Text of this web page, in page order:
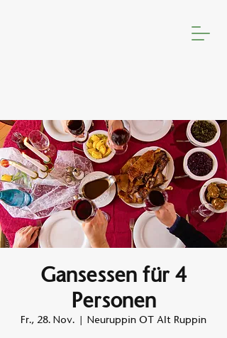
Gansessen für 4
Personen
Fr., 28. Nov.
  |
Neuruppin OT Alt Ruppin